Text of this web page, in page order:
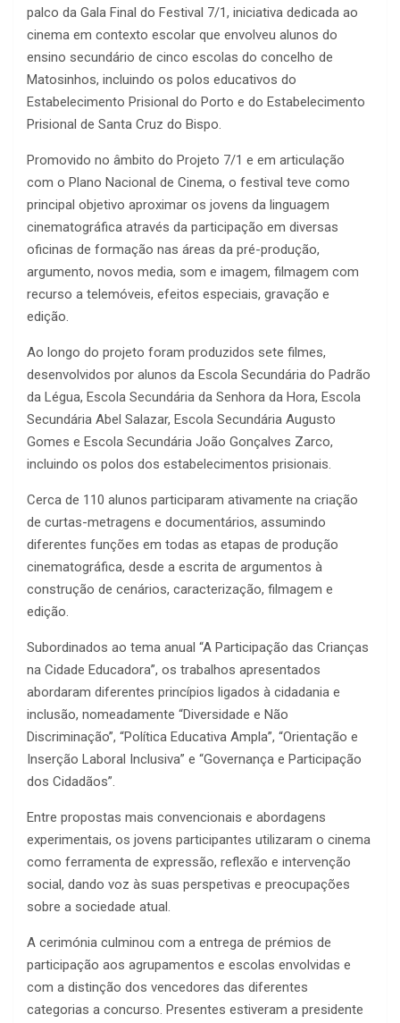
palco da Gala Final do Festival 7/1, iniciativa dedicada ao
cinema em contexto escolar que envolveu alunos do
ensino secundário de cinco escolas do concelho de
Matosinhos, incluindo os polos educativos do
Estabelecimento Prisional do Porto e do Estabelecimento
Prisional de Santa Cruz do Bispo.
Promovido no âmbito do Projeto 7/1 e em articulação
com o Plano Nacional de Cinema, o festival teve como
principal objetivo aproximar os jovens da linguagem
cinematográfica através da participação em diversas
oficinas de formação nas áreas da pré-produção,
argumento, novos media, som e imagem, filmagem com
recurso a telemóveis, efeitos especiais, gravação e
edição.
Ao longo do projeto foram produzidos sete filmes,
desenvolvidos por alunos da Escola Secundária do Padrão
da Légua, Escola Secundária da Senhora da Hora, Escola
Secundária Abel Salazar, Escola Secundária Augusto
Gomes e Escola Secundária João Gonçalves Zarco,
incluindo os polos dos estabelecimentos prisionais.
Cerca de 110 alunos participaram ativamente na criação
de curtas-metragens e documentários, assumindo
diferentes funções em todas as etapas de produção
cinematográfica, desde a escrita de argumentos à
construção de cenários, caracterização, filmagem e
edição.
Subordinados ao tema anual “A Participação das Crianças
na Cidade Educadora”, os trabalhos apresentados
abordaram diferentes princípios ligados à cidadania e
inclusão, nomeadamente “Diversidade e Não
Discriminação”, “Política Educativa Ampla”, “Orientação e
Inserção Laboral Inclusiva” e “Governança e Participação
dos Cidadãos”.
Entre propostas mais convencionais e abordagens
experimentais, os jovens participantes utilizaram o cinema
como ferramenta de expressão, reflexão e intervenção
social, dando voz às suas perspetivas e preocupações
sobre a sociedade atual.
A cerimónia culminou com a entrega de prémios de
participação aos agrupamentos e escolas envolvidas e
com a distinção dos vencedores das diferentes
categorias a concurso. Presentes estiveram a presidente